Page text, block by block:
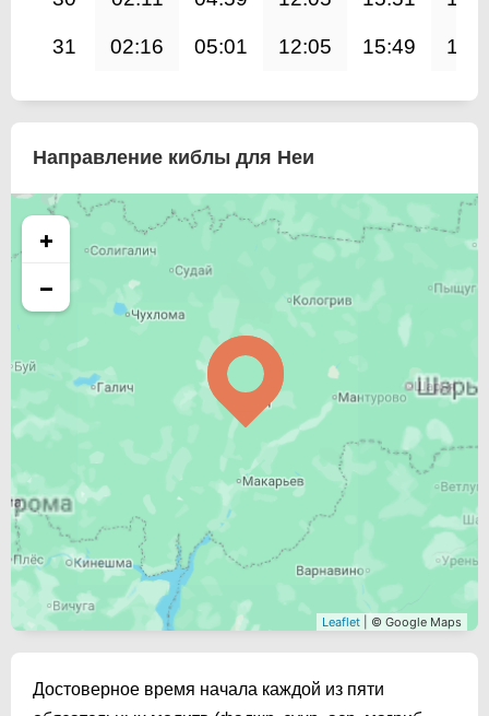
31 02:16 05:01 12:05 15:49
Направление киблы для Неи
+
−
Leaflet | © Google Maps
Достоверное время начала каждой из пяти